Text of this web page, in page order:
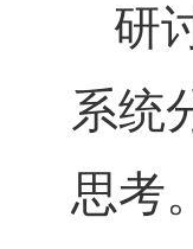
研
系统
思考